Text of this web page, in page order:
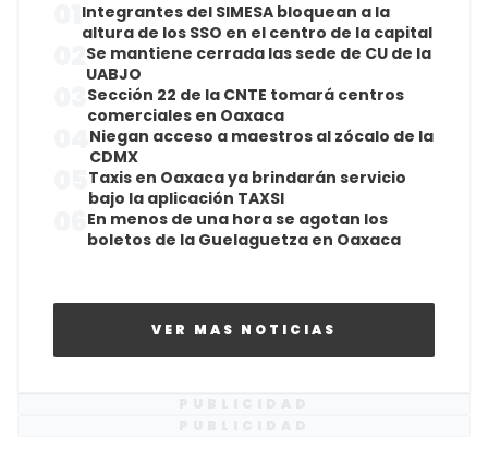
Integrantes del SIMESA bloquean a la
altura de los SSO en el centro de la capital
Se mantiene cerrada las sede de CU de la
UABJO
Sección 22 de la CNTE tomará centros
comerciales en Oaxaca
Niegan acceso a maestros al zócalo de la
CDMX
Taxis en Oaxaca ya brindarán servicio
bajo la aplicación TAXSI
En menos de una hora se agotan los
boletos de la Guelaguetza en Oaxaca
VER MAS NOTICIAS